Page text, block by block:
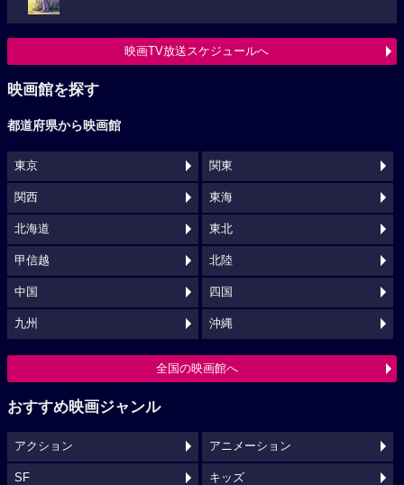
映画TV放送スケジュールへ
映画館を探す
都道府県から映画館
東京 関東
関西 東海
北海道 東北
甲信越 北陸
中国 四国
九州 沖縄
全国の映画館へ
おすすめ映画ジャンル
アクション アニメーション
SF キッズ